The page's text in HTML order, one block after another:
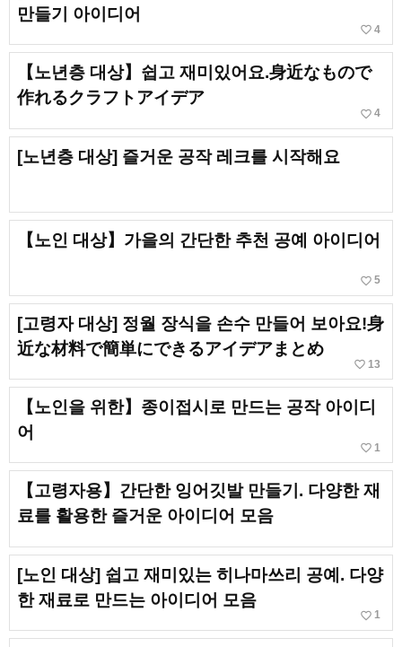
만들기 아이디어
favorite_border 4
【노년층 대상】쉽고 재미있어요.身近なもので
作れるクラフトアイデア
favorite_border 4
[노년층 대상] 즐거운 공작 레크를 시작해요
【노인 대상】가을의 간단한 추천 공예 아이디어
favorite_border 5
[고령자 대상] 정월 장식을 손수 만들어 보아요!身
近な材料で簡単にできるアイデアまとめ
favorite_border 13
【노인을 위한】종이접시로 만드는 공작 아이디
어
favorite_border 1
【고령자용】간단한 잉어깃발 만들기. 다양한 재
료를 활용한 즐거운 아이디어 모음
[노인 대상] 쉽고 재미있는 히나마쓰리 공예. 다양
한 재료로 만드는 아이디어 모음
favorite_border 1